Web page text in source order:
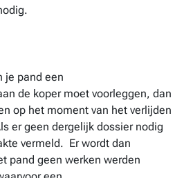
je pand een
de koper moet voorleggen, dan
op het moment van het verlijden
er geen dergelijk dossier nodig
vermeld. Er wordt dan
pand geen werken werden